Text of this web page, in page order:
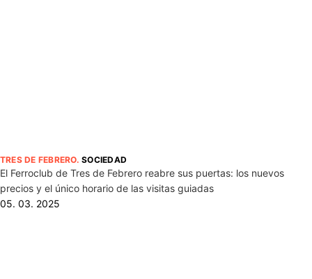
TRES DE FEBRERO.SOCIEDAD
El Ferroclub de Tres de Febrero reabre sus puertas: los nuevos
precios y el único horario de las visitas guiadas
05. 03. 2025